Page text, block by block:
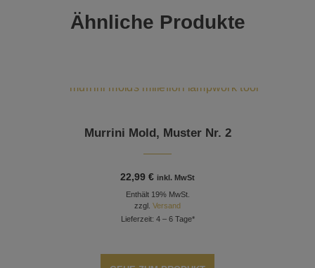
Ähnliche Produkte
Murrini Mold, Muster Nr. 2
22,99€ inkl. MwSt
Enthält 19% MwSt.
zzgl.Versand
Lieferzeit: 4 – 6 Tage*